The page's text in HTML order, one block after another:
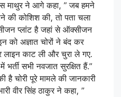
माथुर ने आगे कहा, ” जब हमने
की कोशिश की, तो पता चला
प्लांट है जहां से ऑक्सीजन
को अज्ञात चोरों ने बंद कर
लाइन काट ली और चुरा ले गए.
भर्ती सभी नवजात सुरक्षित हैं.”
है चोरी पूरे मामले की जानकारी
वीर सिंह ठाकुर ने कहा, ”